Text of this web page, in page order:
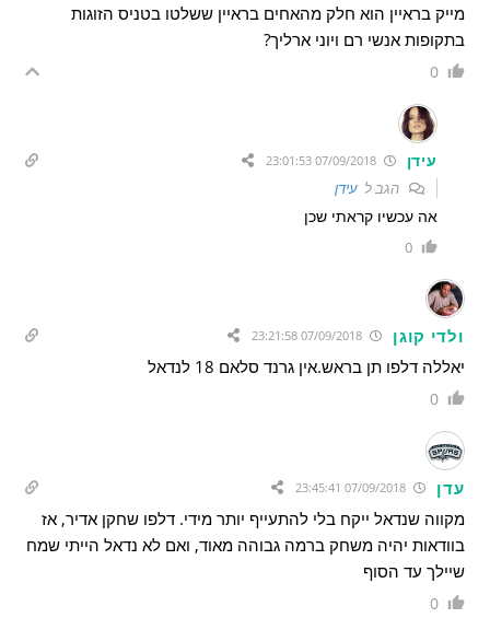
מייק בראיין הוא חלק מהאחים בראיין ששלטו בטניס הזוגות
בתקופות אנשי רם ויוני ארליך?
0
עידן 07/09/2018 23:01:53
הגב לעידן
אה עכשיו קראתי שכן
0
ולדי קוגן
יאללה דלפו תן בראש.אין גרנד סלאם 18 לנדאל
0
עדן
מקווה שנדאל ייקח בלי להתעייף יותר מידי. דלפו שחקן אדיר, אז
בוודאות יהיה משחק ברמה גבוהה מאוד, ואם לא נדאל הייתי שמח
שיילך עד הסוף
0